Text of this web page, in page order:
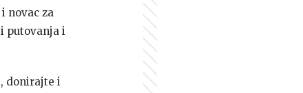
novac za
putovanja i
donirajte i